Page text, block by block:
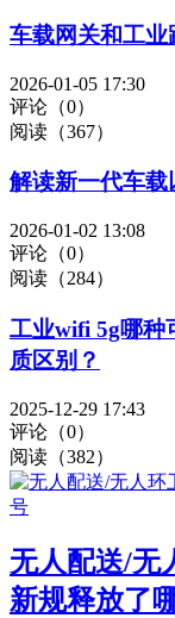
车载网关和工业
2026-01-05 17:30
评论（0）
阅读（367）
解读新一代车载
2026-01-02 13:08
评论（0）
阅读（284）
工业wifi 5g哪种
质区别？
2025-12-29 17:43
评论（0）
阅读（382）
无人配送/无
新规释放了